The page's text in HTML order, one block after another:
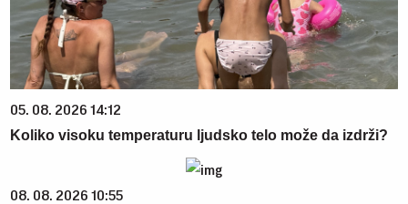
05. 08. 2026 14:12
Koliko visoku temperaturu ljudsko telo može da izdrži?
08. 08. 2026 10:55